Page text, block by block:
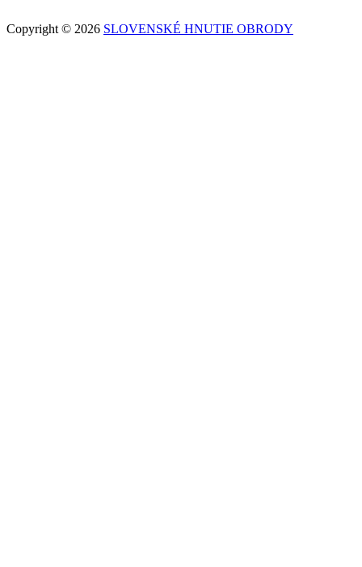
Copyright © 2026 SLOVENSKÉ HNUTIE OBRODY